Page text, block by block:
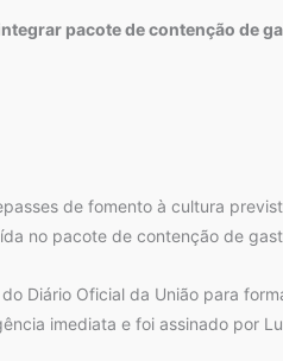
pacote de contenção de
de fomento à cultura
no pacote de contenção de
Diário Oficial da União para
imediata e foi assinado por